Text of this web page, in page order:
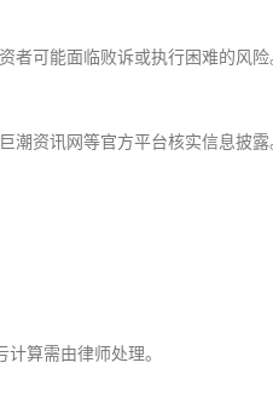
可能面临败诉或执行困难的风
资讯网等官方平台核实信息披露
算需由律师处理。